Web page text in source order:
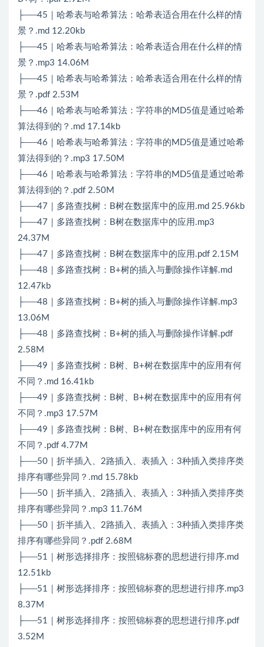
├──45｜哈希表与哈希算法：哈希表适合用在什么样的情
景？.md 12.20kb
├──45｜哈希表与哈希算法：哈希表适合用在什么样的情
景？.mp3 14.06M
├──45｜哈希表与哈希算法：哈希表适合用在什么样的情
景？.pdf 2.53M
├──46｜哈希表与哈希算法：字符串的MD5值是通过哈希
算法得到的？.md 17.14kb
├──46｜哈希表与哈希算法：字符串的MD5值是通过哈希
算法得到的？.mp3 17.50M
├──46｜哈希表与哈希算法：字符串的MD5值是通过哈希
算法得到的？.pdf 2.50M
├──47｜多路查找树：B树在数据库中的应用.md 25.96kb
├──47｜多路查找树：B树在数据库中的应用.mp3
24.37M
├──47｜多路查找树：B树在数据库中的应用.pdf 2.15M
├──48｜多路查找树：B+树的插入与删除操作详解.md
12.47kb
├──48｜多路查找树：B+树的插入与删除操作详解.mp3
13.06M
├──48｜多路查找树：B+树的插入与删除操作详解.pdf
2.58M
├──49｜多路查找树：B树、B+树在数据库中的应用有何
不同？.md 16.41kb
├──49｜多路查找树：B树、B+树在数据库中的应用有何
不同？.mp3 17.57M
├──49｜多路查找树：B树、B+树在数据库中的应用有何
不同？.pdf 4.77M
├──50｜折半插入、2路插入、表插入：3种插入类排序类
排序有哪些异同？.md 15.78kb
├──50｜折半插入、2路插入、表插入：3种插入类排序类
排序有哪些异同？.mp3 11.76M
├──50｜折半插入、2路插入、表插入：3种插入类排序类
排序有哪些异同？.pdf 2.68M
├──51｜树形选择排序：按照锦标赛的思想进行排序.md
12.51kb
├──51｜树形选择排序：按照锦标赛的思想进行排序.mp3
8.37M
├──51｜树形选择排序：按照锦标赛的思想进行排序.pdf
3.52M